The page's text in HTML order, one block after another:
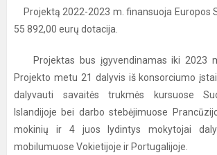
Projektą 2022-2023 m. finansuoja Europos
55 892,00 eurų dotacija.
Projektas bus įgyvendinamas iki 2023
Projekto metu 21 dalyvis iš konsorciumo
dalyvauti savaitės trukmės kursuose
Islandijoje bei darbo stebėjimuose
mokinių ir 4 juos lydintys mokytojai
mobilumuose Vokietijoje ir Portugalijoje.